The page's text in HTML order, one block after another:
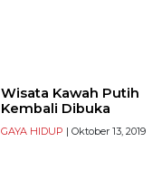
Wisata Kawah Putih
Kembali Dibuka
GAYA HIDUP | Oktober 13, 2019